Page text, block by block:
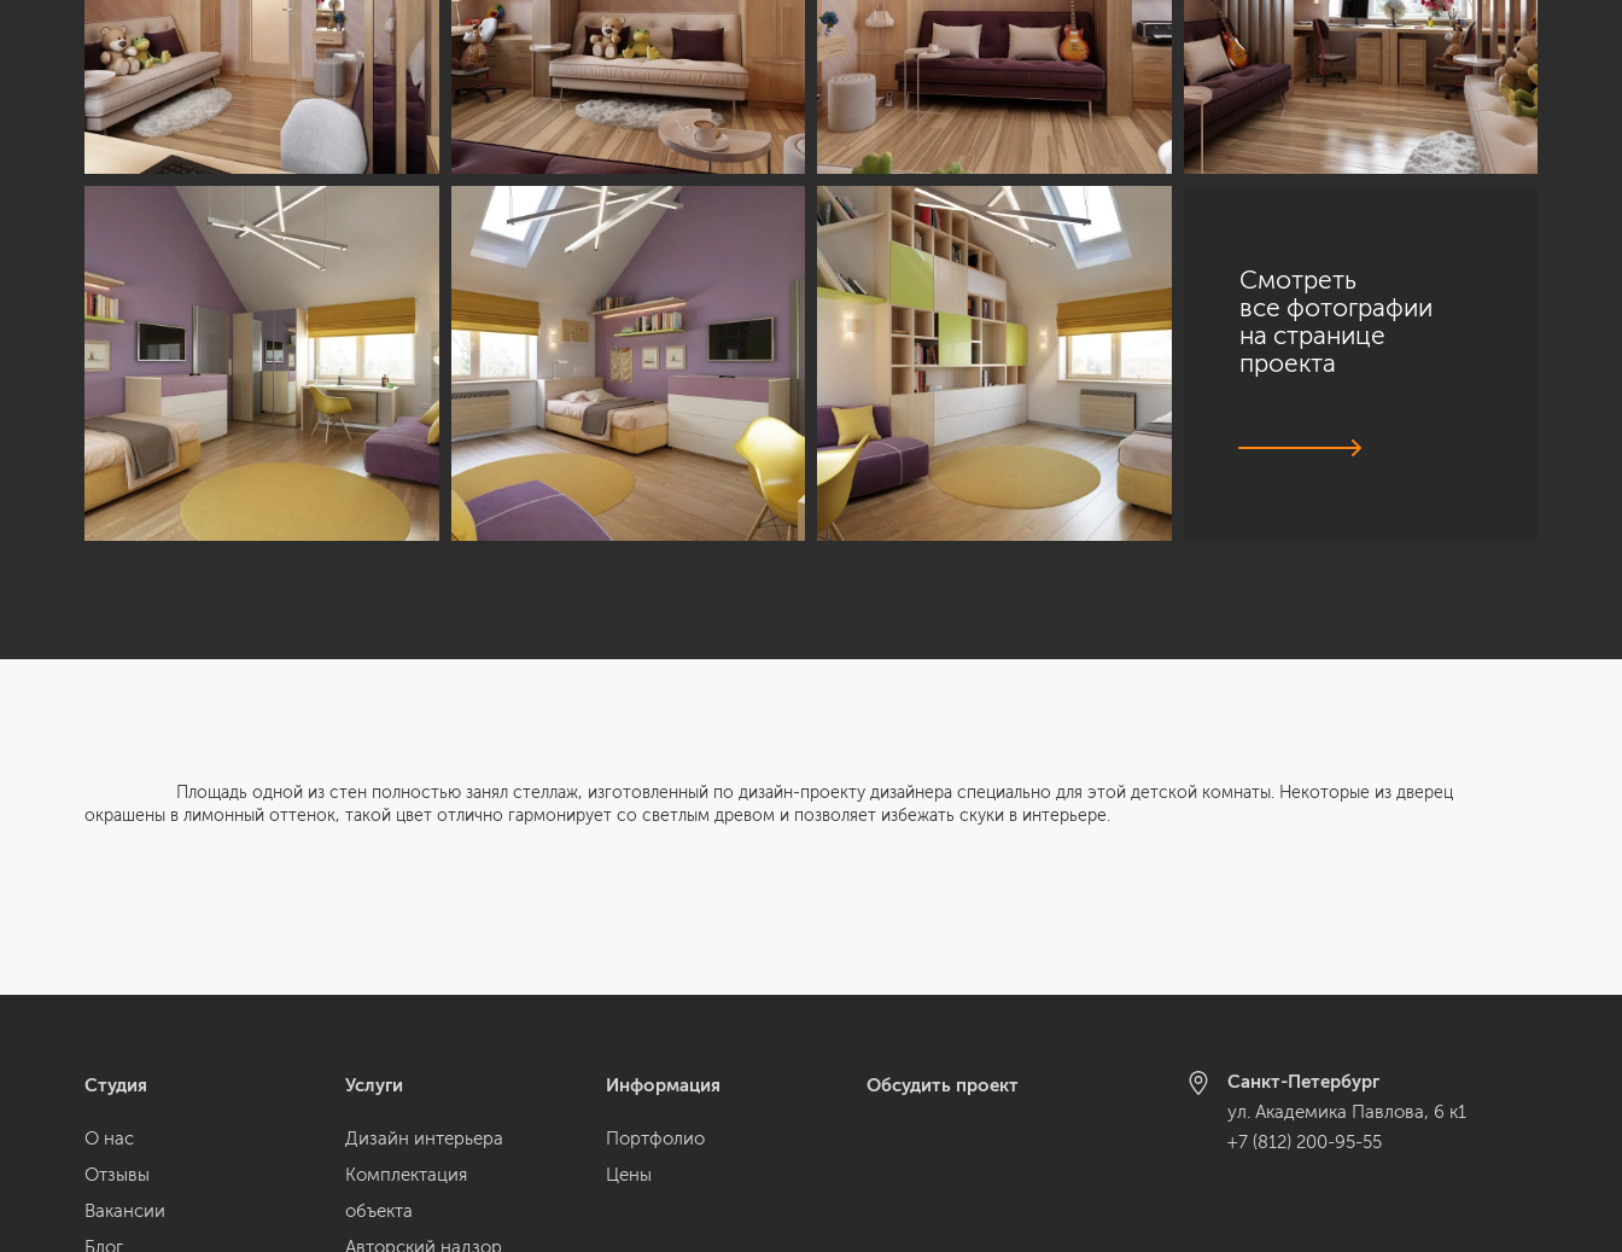
Смотреть
все фотографии
на странице
проекта
Площадь одной из стен полностью занял стеллаж, изготовленный по дизайн-проекту дизайнера специально для этой детской комнаты. Некоторые из дверец
окрашены в лимонный оттенок, такой цвет отлично гармонирует со светлым древом и позволяет избежать скуки в интерьере.
Студия
О нас
Отзывы
Вакансии
Блог
Услуги
Дизайн интерьера
Комплектация
объекта
Авторский надзор
Информация
Портфолио
Цены
Обсудить проект
Санкт-Петербург
ул. Академика Павлова, 6 к1
+7 (812) 200-95-55